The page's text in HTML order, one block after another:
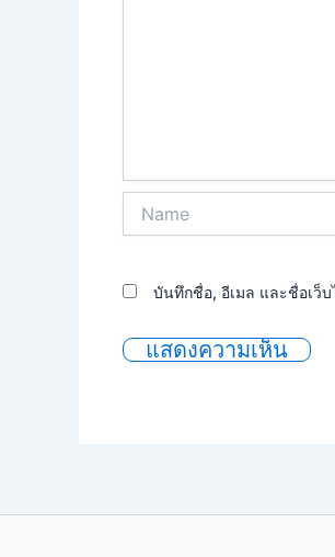
บันทึกชื่อ, อีเมล และชื่อเว็